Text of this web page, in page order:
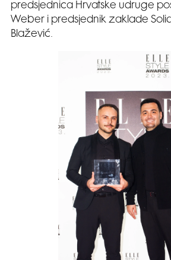
predsjednica Hrvatske udruge
Weber i predsjednik zaklade
Blažević.